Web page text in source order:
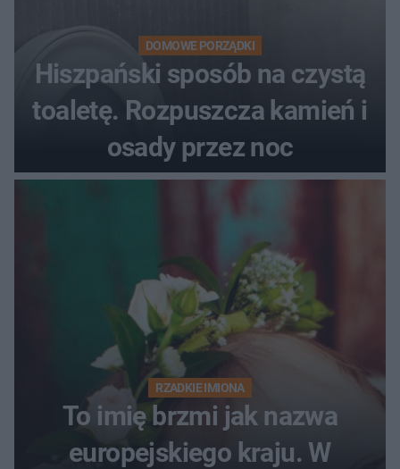
DOMOWE PORZĄDKI
Hiszpański sposób na czystą
toaletę. Rozpuszcza kamień i
osady przez noc
RZADKIE IMIONA
To imię brzmi jak nazwa
europejskiego kraju. W